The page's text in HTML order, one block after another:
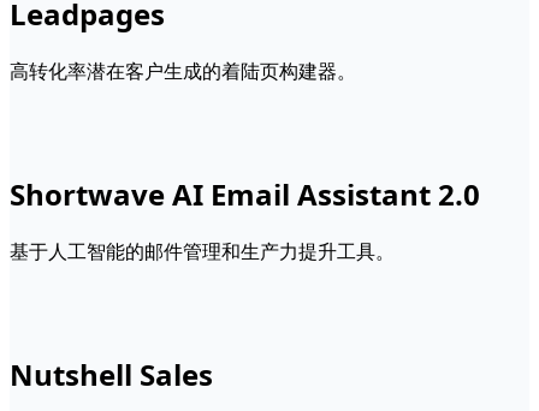
Leadpages
高转化率潜在客户生成的着陆页构建器。
Shortwave AI Email Assistant 2.0
基于人工智能的邮件管理和生产力提升工具。
Nutshell Sales